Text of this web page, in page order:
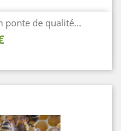
ponte de qualité...